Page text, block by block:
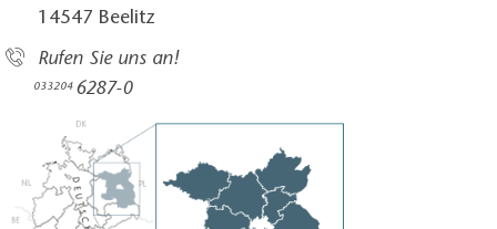
14547 Beelitz
Rufen Sie uns an!
033204 6287-0